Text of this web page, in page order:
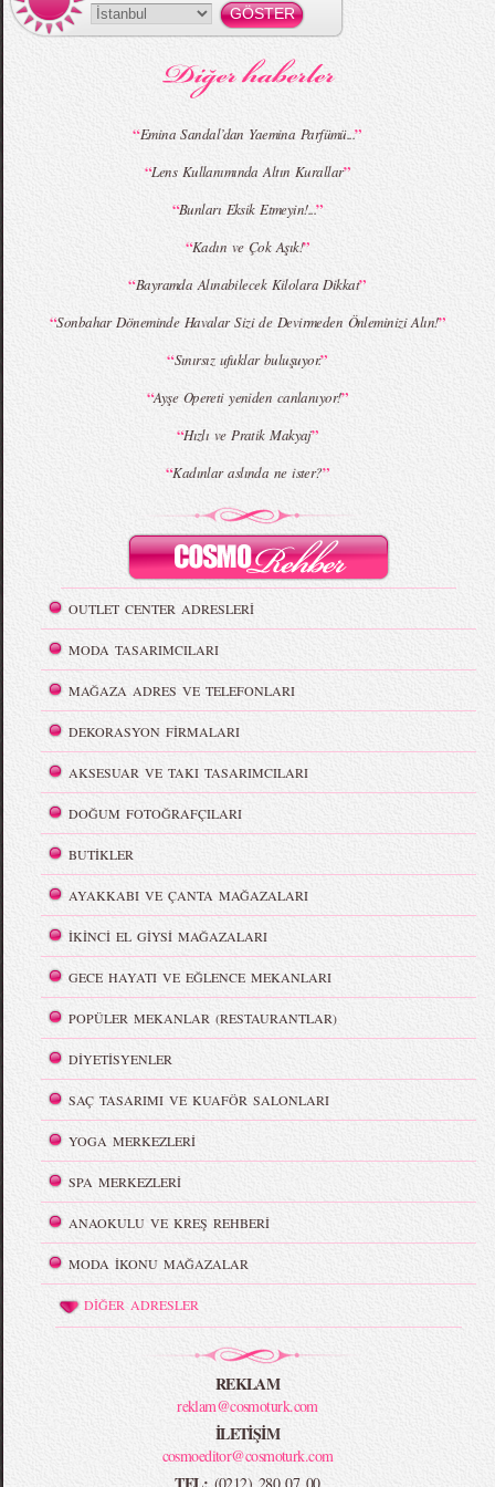
MBFWI - Gülçin Çengel 2015 Yaz
MBFWI - Zeynep Erdoğan 2015 Yaz
MBFWI - Giray Sepin 2015 Yaz Koleksiyonu MBFWI - Burçe Bekrek 2015 Yaz Koleksiyonu
“Emina Sandal’dan Yaemina Parfümü...”
“Lens Kullanımında Altın Kurallar”
“Bunları Eksik Etmeyin!...”
“Kadın ve Çok Aşık!”
“Bayramda Alınabilecek Kilolara Dikkat”
“Sonbahar Döneminde Havalar Sizi de Devirmeden Önleminizi Alın!”
“Sınırsız ufuklar buluşuyor.”
“Ayşe Opereti yeniden canlanıyor!”
“Hızlı ve Pratik Makyaj”
“Kadınlar aslında ne ister?”
OUTLET CENTER ADRESLERİ
MODA TASARIMCILARI
MAĞAZA ADRES VE TELEFONLARI
DEKORASYON FİRMALARI
AKSESUAR VE TAKI TASARIMCILARI
DOĞUM FOTOĞRAFÇILARI
BUTİKLER
AYAKKABI VE ÇANTA MAĞAZALARI
İKİNCİ EL GİYSİ MAĞAZALARI
GECE HAYATI VE EĞLENCE MEKANLARI
POPÜLER MEKANLAR (RESTAURANTLAR)
DİYETİSYENLER
SAÇ TASARIMI VE KUAFÖR SALONLARI
YOGA MERKEZLERİ
SPA MERKEZLERİ
ANAOKULU VE KREŞ REHBERİ
MODA İKONU MAĞAZALAR
DİĞER ADRESLER
REKLAM
reklam@cosmoturk.com
İLETİŞİM
cosmoeditor@cosmoturk.com